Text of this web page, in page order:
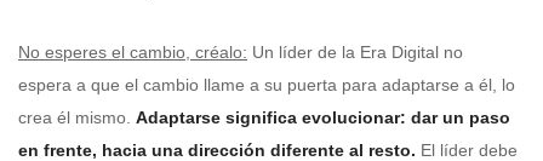
No esperes el cambio, créalo: Un líder de la Era Digital no
espera a que el cambio llame a su puerta para adaptarse a él, lo
crea él mismo. Adaptarse significa evolucionar: dar un paso
en frente, hacia una dirección diferente al resto. El líder debe